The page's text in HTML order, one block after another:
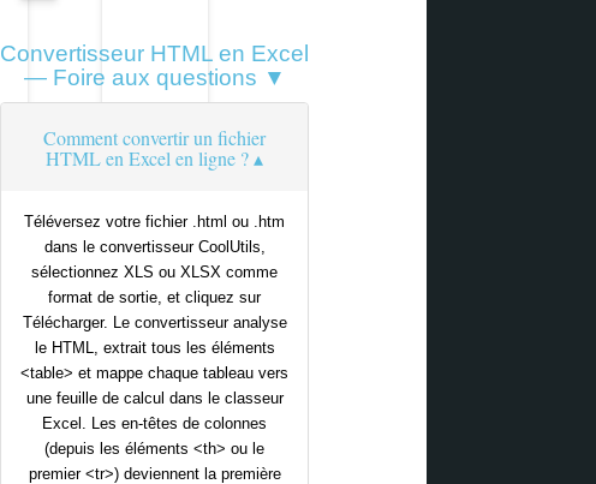
Convertisseur HTML en Excel
— Foire aux questions ▼
Comment convertir un fichier
HTML en Excel en ligne ?
Téléversez votre fichier .html ou .htm
dans le convertisseur CoolUtils,
sélectionnez XLS ou XLSX comme
format de sortie, et cliquez sur
Télécharger. Le convertisseur analyse
le HTML, extrait tous les éléments
<table> et mappe chaque tableau vers
une feuille de calcul dans le classeur
Excel. Les en-têtes de colonnes
(depuis les éléments <th> ou le
premier <tr>) deviennent la première